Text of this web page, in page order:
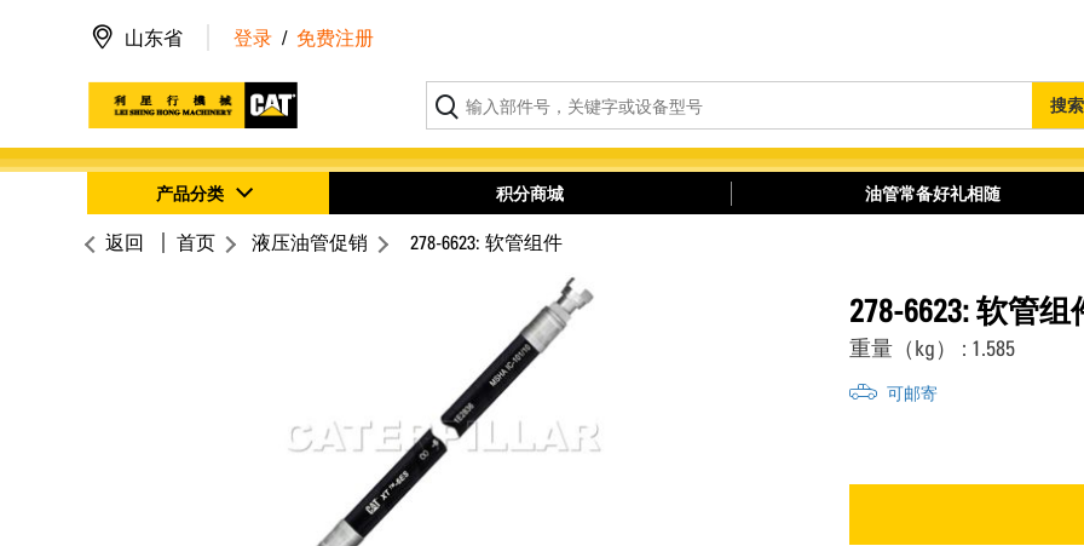
搜索
山东省 登录 / 免费注册
产品分类 积分商城 油管常备好礼相随
返回 首页 液压油管促销 278-6623: 软管组件
278-6623: 软管组
重量（kg） : 1.585
可邮寄